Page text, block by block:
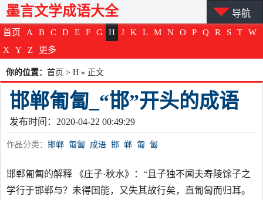
首页 A B C D E F G H J K L M N O P Q R S T
W
X
Y Z 更多
墨言文学成语大全 导航
你的位置： 首页 > H » 正文
邯郸匍匐_“邯”开头的成语
发布时间：2020-04-22 00:49:29
作品分类： 邯郸 匍匐 成语 邯 郸 匍 匐
邯郸匍匐的解释 《庄子·秋水》：“且子独不闻夫寿陵馀子之
学行于邯郸与？未得国能，又失其故行矣，直匍匐而归耳。